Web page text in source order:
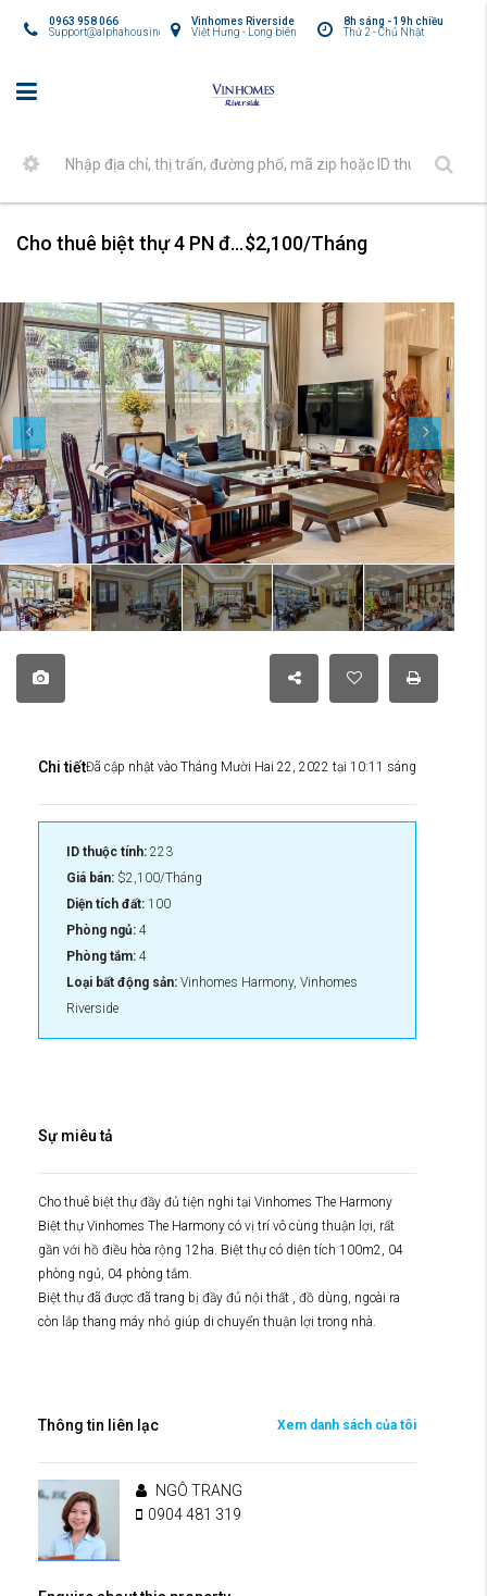
8h sáng - 19h chiều
Thứ 2 - Chủ Nhật
Vinhomes Riverside
Việt Hưng - Long biên
0963 958 066
Support@alphahousing.vn
Cho thuê biệt thự 4 PN đầy đủ tiện nghi tại Vinhomes The Harmony$2,100/Tháng
Chi tiếtĐã cập nhật vào Tháng Mười Hai 22, 2022 tại 10:11 sáng
ID thuộc tính: 223
Giá bán: $2,100/Tháng
Diện tích đất: 100
Phòng ngủ: 4
Phòng tắm: 4
Loại bất động sản: Vinhomes Harmony, Vinhomes
Riverside
Sự miêu tả
Cho thuê biệt thự đầy đủ tiện nghi tại Vinhomes The Harmony
Biệt thự Vinhomes The Harmony có vị trí vô cùng thuận lợi, rất
gần với hồ điều hòa rộng 12ha. Biệt thự có diện tích 100m2, 04
phòng ngủ, 04 phòng tắm.
Biệt thự đã được đã trang bị đầy đủ nội thất , đồ dùng, ngoài ra
còn lắp thang máy nhỏ giúp di chuyển thuận lợi trong nhà.
Thông tin liên lạc Xem danh sách của tôi
NGÔ TRANG
0904 481 319